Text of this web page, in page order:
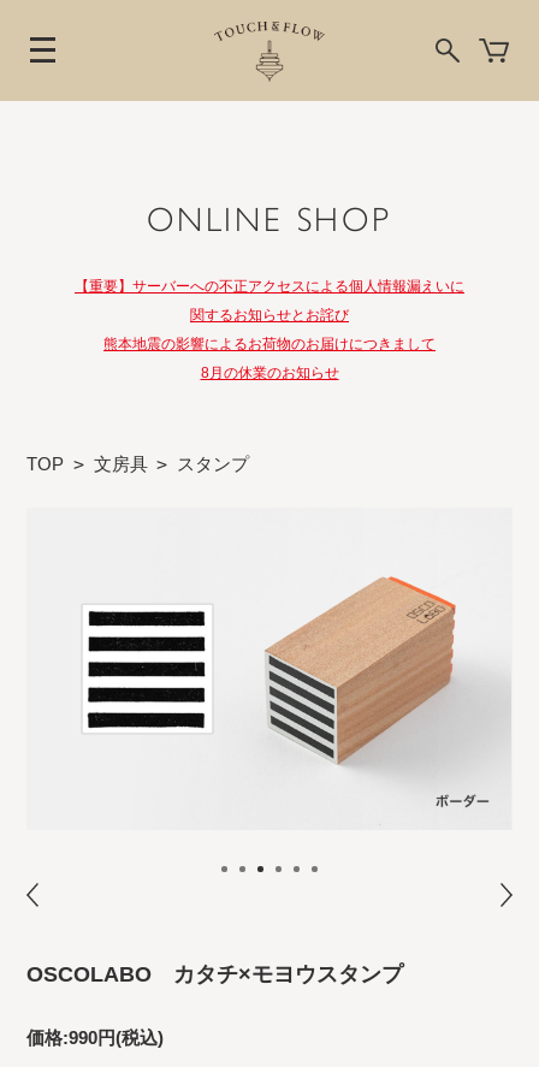
ONLINE SHOP
【重要】サーバーへの不正アクセスによる個人情報漏えいに
関するお知らせとお詫び
熊本地震の影響によるお荷物のお届けにつきまして
8月の休業のお知らせ
TOP > 文房具 > スタンプ
OSCOLABO カタチ×モヨウスタンプ
価格:990円(税込)